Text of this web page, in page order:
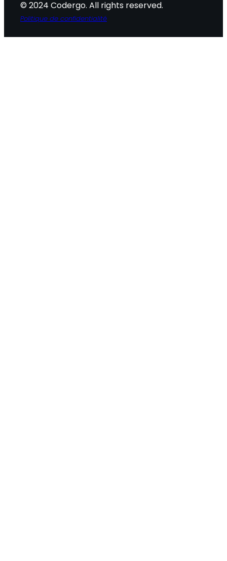
© 2024 Codergo. All rights reserved.
Politique de confidentialité